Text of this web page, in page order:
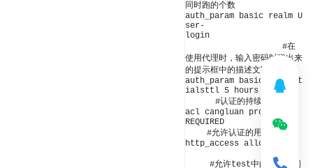
同时跑的个数
auth_param basic realm U
ser-
login
#在
使用代理时，输入密码时弹出来
的提示框中的描述文字
auth_param basic credent
ialsttl 5 hours
#认证的持续时间
acl cangluan proxy_auth
REQUIRED
#允许认证的用户访问
http_access allow test
#允许test中的成员访问